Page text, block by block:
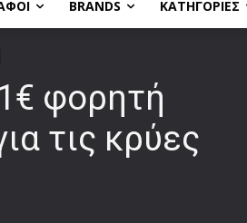
BRANDS ΚΑΤΗΓΟΡΙΕΣ
φορητή
τις κρύες